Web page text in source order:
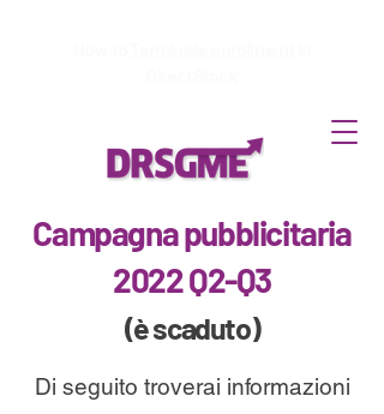
Campagna pubblicitaria
2022 Q2-Q3
(è scaduto)
Di seguito troverai informazioni